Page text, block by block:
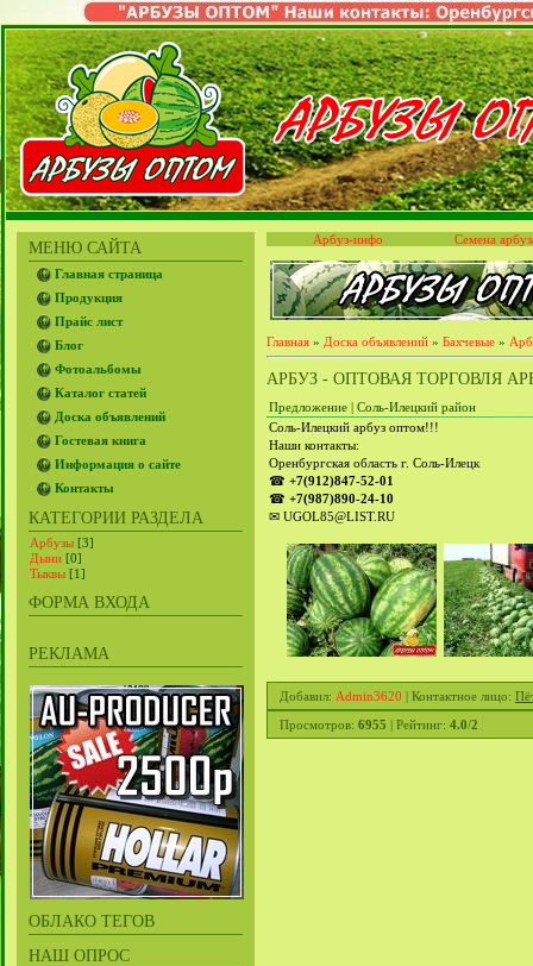
МЕНЮ САЙТА
Главная страница
Продукция
Прайс лист
Блог
Фотоальбомы
Каталог статей
Доска объявлений
Гостевая книга
Информация о сайте
Контакты
КАТЕГОРИИ РАЗДЕЛА
Арбузы [3]
Дыни [0]
Тыквы [1]
ФОРМА ВХОДА
РЕКЛАМА
ОБЛАКО ТЕГОВ
НАШ ОПРОС
Арбуз-инфо Семена
Главная » Доска объявлений » Бахчевые »
АРБУЗ - ОПТОВАЯ ТОРГОВЛЯ
Предложение | Соль-Илецкий район
Соль-Илецкий арбуз оптом!!!
Наши контакты:
Оренбургская область г. Соль-Илецк
☎ +7(912)847-52-01
☎ +7(987)890-24-10
✉ UGOL85@LIST.RU
Добавил: Admin3620 | Контактное лицо:
Просмотров: 6955 | Рейтинг: 4.0/2